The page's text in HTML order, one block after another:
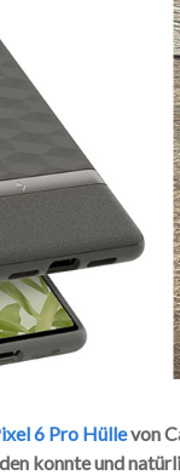
6 Pro Hüllevon
konnte und